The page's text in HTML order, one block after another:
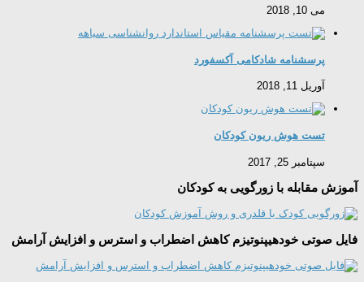
می 10, 2018
پرسشنامه شادکامی آکسفورد
آوریل 11, 2018
تست هوش ریون کودکان
سپتامبر 25, 2017
آموزش مقابله با زورگویی به کودکان
فایل صوتی خودهیپنوتیزم کاهش اضطراب و استرس و افزایش آرامش